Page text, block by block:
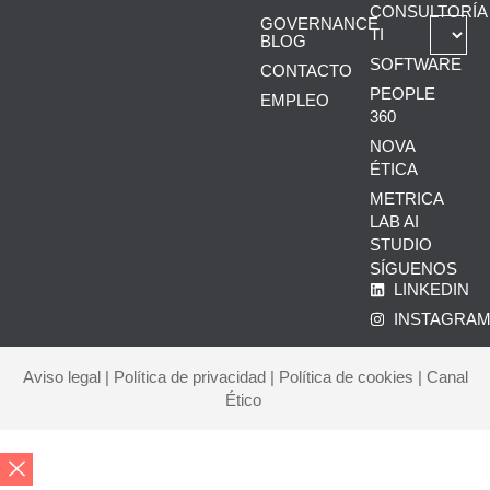
GOVERNANCE
BLOG
CONTACTO
EMPLEO
CONSULTORÍA
TI
SOFTWARE
PEOPLE
360
NOVA
ÉTICA
METRICA
LAB AI
STUDIO
SÍGUENOS
LINKEDIN
Aviso legal| Política de privacidad| Política de cookies | Canal
Ético